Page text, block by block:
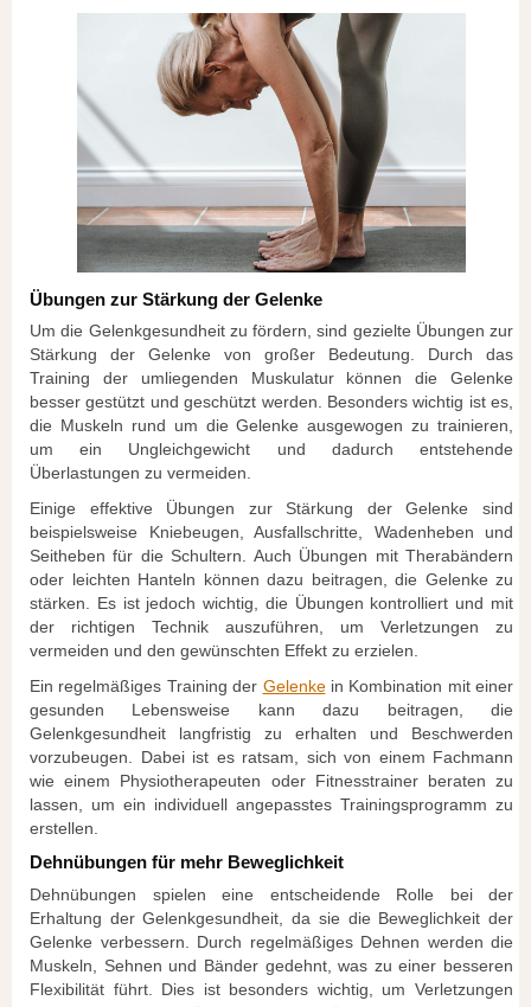
Übungen zur Stärkung der Gelenke
Um die Gelenkgesundheit zu fördern, sind gezielte Übungen zur
Stärkung der Gelenke von großer Bedeutung. Durch das
Training der umliegenden Muskulatur können die Gelenke
besser gestützt und geschützt werden. Besonders wichtig ist es,
die Muskeln rund um die Gelenke ausgewogen zu trainieren,
um ein Ungleichgewicht und dadurch entstehende
Überlastungen zu vermeiden.
Einige effektive Übungen zur Stärkung der Gelenke sind
beispielsweise Kniebeugen, Ausfallschritte, Wadenheben und
Seitheben für die Schultern. Auch Übungen mit Therabändern
oder leichten Hanteln können dazu beitragen, die Gelenke zu
stärken. Es ist jedoch wichtig, die Übungen kontrolliert und mit
der richtigen Technik auszuführen, um Verletzungen zu
vermeiden und den gewünschten Effekt zu erzielen.
Ein regelmäßiges Training der Gelenkein Kombination mit einer
gesunden Lebensweise kann dazu beitragen, die
Gelenkgesundheit langfristig zu erhalten und Beschwerden
vorzubeugen. Dabei ist es ratsam, sich von einem Fachmann
wie einem Physiotherapeuten oder Fitnesstrainer beraten zu
lassen, um ein individuell angepasstes Trainingsprogramm zu
erstellen.
Dehnübungen für mehr Beweglichkeit
Dehnübungen spielen eine entscheidende Rolle bei der
Erhaltung der Gelenkgesundheit, da sie die Beweglichkeit der
Gelenke verbessern. Durch regelmäßiges Dehnen werden die
Muskeln, Sehnen und Bänder gedehnt, was zu einer besseren
Flexibilität führt. Dies ist besonders wichtig, um Verletzungen